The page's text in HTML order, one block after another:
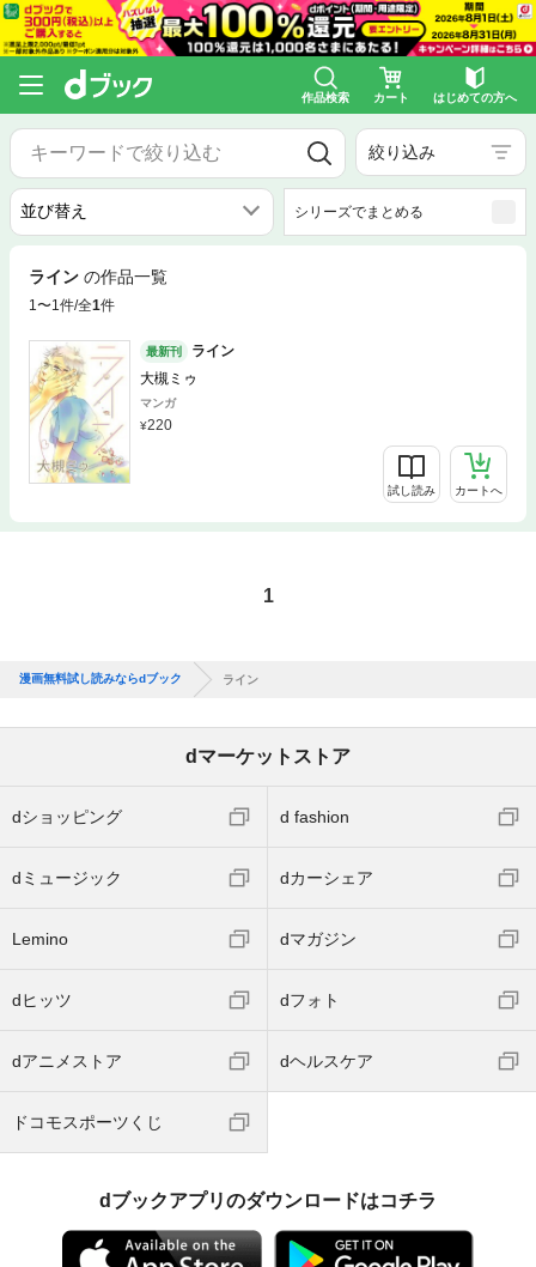
作品検索 カート はじめての方へ
絞り込み
シリーズでまとめる
ライン の作品一覧
1〜1件/全1件
最新刊
ライン
大槻ミゥ
マンガ
220
試し読み カートへ
1
漫画無料試し読みならdブック ライン
dマーケットストア
dショッピング d fashion
dミュージック dカーシェア
Lemino dマガジン
dヒッツ dフォト
dアニメストア dヘルスケア
ドコモスポーツくじ
dブックアプリのダウンロードはコチラ